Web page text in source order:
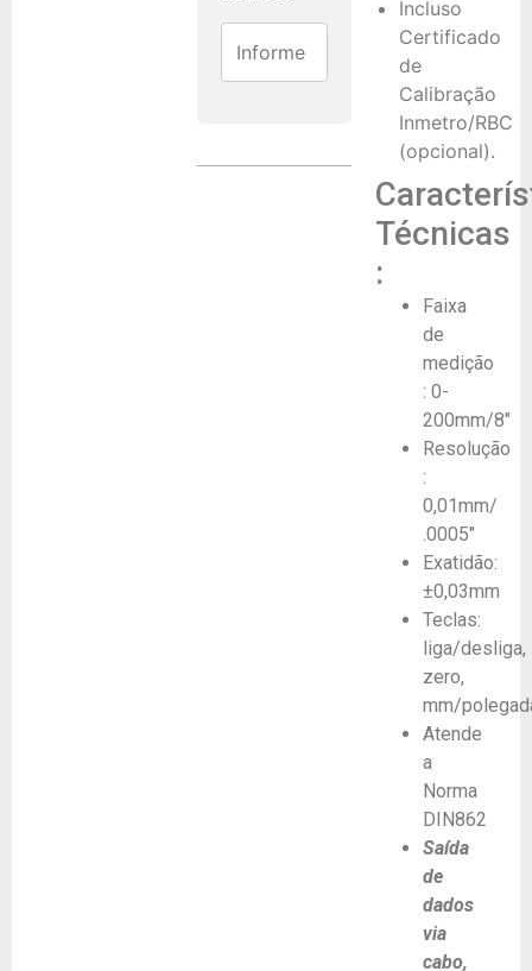
Incluso
Certificado
de
Calibração
Inmetro/RBC
(opcional).
Técnicas
:
Faixa
de
medição
: 0-
200mm/8″
Resolução
:
0,01mm/
.0005″
Exatidão:
±0,03mm
Teclas:
liga/desliga,
zero,
mm/
Atende
a
Norma
DIN862
Saída
de
dados
via
cabo,